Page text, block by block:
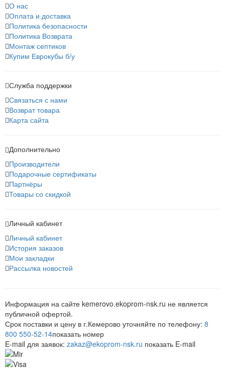
О нас
Оплата и доставка
Политика безопасности
Политика Возврата
Монтаж септиков
Купим Еврокубы б/у
Служба поддержки
Связаться с нами
Возврат товара
Карта сайта
Дополнительно
Производители
Подарочные сертификаты
Партнёры
Товары со скидкой
Личный кабинет
Личный кабинет
История заказов
Мои закладки
Рассылка новостей
Информация на сайте kemerovo.ekoprom-nsk.ru не является
публичной офертой.
Срок поставки и цену в г.Кемерово уточняйте по телефону: 8
800 550-52-14показать номер
E-mail для заявок: zakaz@ekoprom-nsk.ru показать E-mail